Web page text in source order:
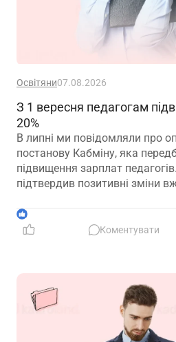
Освітяни07.08.2026
З 1 вересня педагогам
20%
В липні ми повідомляли про
постанову Кабміну, яка
підвищення зарплат
підтвердив позитивні зміни
1
Коментувати